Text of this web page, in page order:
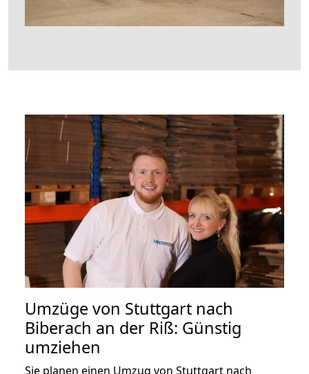
Umzüge von Stuttgart nach
Biberach an der Riß: Günstig
umziehen
Sie planen einen Umzug von Stuttgart nach